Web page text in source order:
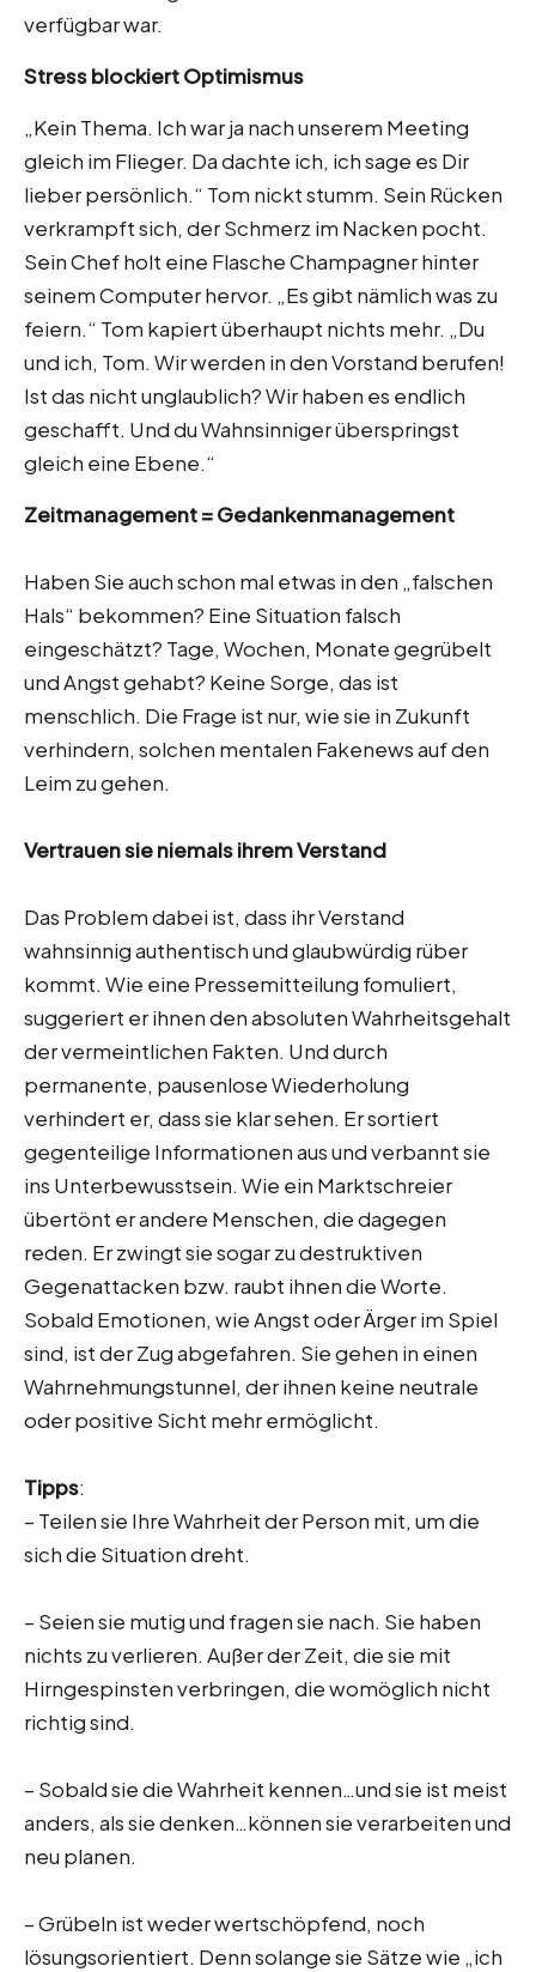
verfügbar war.
Stress blockiert Optimismus
„Kein Thema. Ich war ja nach unserem Meeting
gleich im Flieger. Da dachte ich, ich sage es Dir
lieber persönlich.“ Tom nickt stumm. Sein Rücken
verkrampft sich, der Schmerz im Nacken pocht.
Sein Chef holt eine Flasche Champagner hinter
seinem Computer hervor. „Es gibt nämlich was zu
feiern.“ Tom kapiert überhaupt nichts mehr. „Du
und ich, Tom. Wir werden in den Vorstand berufen!
Ist das nicht unglaublich? Wir haben es endlich
geschafft. Und du Wahnsinniger überspringst
gleich eine Ebene.“
Zeitmanagement = Gedankenmanagement
Haben Sie auch schon mal etwas in den „falschen
Hals“ bekommen? Eine Situation falsch
eingeschätzt? Tage, Wochen, Monate gegrübelt
und Angst gehabt? Keine Sorge, das ist
menschlich. Die Frage ist nur, wie sie in Zukunft
verhindern, solchen mentalen Fakenews auf den
Leim zu gehen.
Vertrauen sie niemals ihrem Verstand
Das Problem dabei ist, dass ihr Verstand
wahnsinnig authentisch und glaubwürdig rüber
kommt. Wie eine Pressemitteilung fomuliert,
suggeriert er ihnen den absoluten Wahrheitsgehalt
der vermeintlichen Fakten. Und durch
permanente, pausenlose Wiederholung
verhindert er, dass sie klar sehen. Er sortiert
gegenteilige Informationen aus und verbannt sie
ins Unterbewusstsein. Wie ein Marktschreier
übertönt er andere Menschen, die dagegen
reden. Er zwingt sie sogar zu destruktiven
Gegenattacken bzw. raubt ihnen die Worte.
Sobald Emotionen, wie Angst oder Ärger im Spiel
sind, ist der Zug abgefahren. Sie gehen in einen
Wahrnehmungstunnel, der ihnen keine neutrale
oder positive Sicht mehr ermöglicht.
Tipps:
– Teilen sie Ihre Wahrheit der Person mit, um die
sich die Situation dreht.
– Seien sie mutig und fragen sie nach. Sie haben
nichts zu verlieren. Außer der Zeit, die sie mit
Hirngespinsten verbringen, die womöglich nicht
richtig sind.
– Sobald sie die Wahrheit kennen…und sie ist meist
anders, als sie denken…können sie verarbeiten und
neu planen.
– Grübeln ist weder wertschöpfend, noch
lösungsorientiert. Denn solange sie Sätze wie „ich